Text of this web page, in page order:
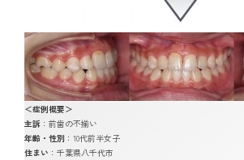
＜症例概要＞
主訴 ： 前歯の不揃い
年齢・性別 ：10代前半女子
住まい ：千葉県八千代市